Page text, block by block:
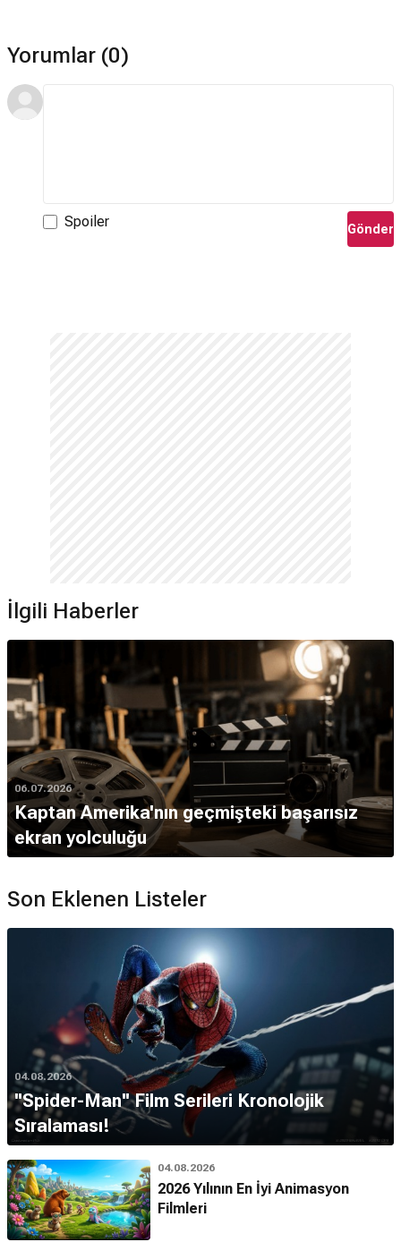
Yorumlar (0)
Spoiler Gönder
İlgili Haberler
06.07.2026
Kaptan Amerika'nın geçmişteki başarısız
ekran yolculuğu
Son Eklenen Listeler
04.08.2026
''Spider-Man'' Film Serileri Kronolojik
Sıralaması!
04.08.2026
2026 Yılının En İyi Animasyon
Filmleri